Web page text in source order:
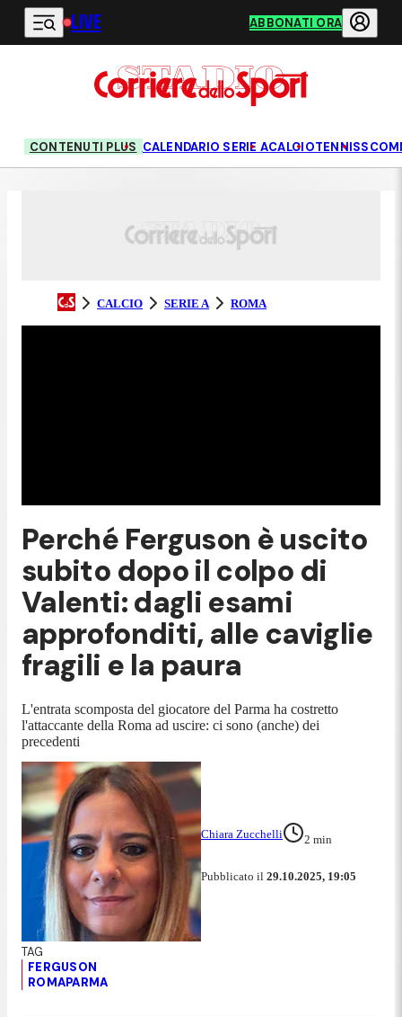
Vai al contenuto principale
LIVE ABBONATI ORA
CONTENUTI PLUS CALENDARIO SERIE ACALCIOTENNIS
CALCIO SERIE A ROMA
Perché Ferguson è uscito
subito dopo il colpo di
Valenti: dagli esami
approfonditi, alle caviglie
fragili e la paura
L'entrata scomposta del giocatore del Parma ha costretto
l'attaccante della Roma ad uscire: ci sono (anche) dei
precedenti
Chiara Zucchelli 2 min
Pubblicato il 29.10.2025, 19:05
FERGUSON
ROMAPARMA